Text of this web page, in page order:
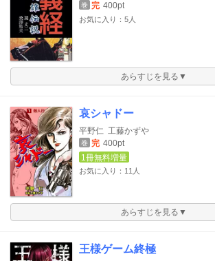
巻 完 400pt
お気に入り：5人
あらすじを見る▼
哀シャドー
平野仁 工藤かずや
巻 完 400pt
1冊無料増量
お気に入り：11人
あらすじを見る▼
王様ゲーム終極